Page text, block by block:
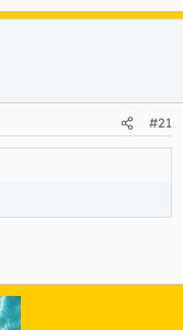
#21